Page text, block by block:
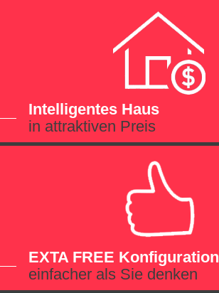
Intelligentes Haus
in attraktiven Preis
EXTA FREE Konfiguration
einfacher als Sie denken